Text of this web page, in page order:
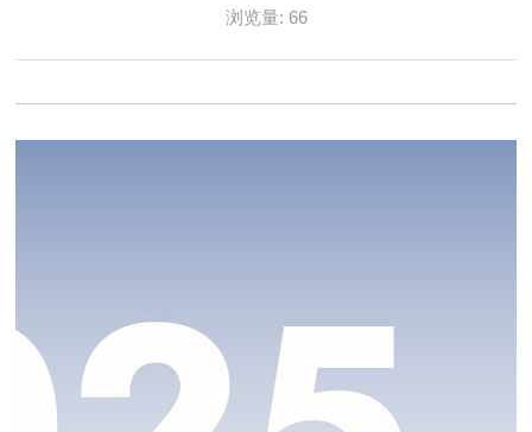
浏览量: 66